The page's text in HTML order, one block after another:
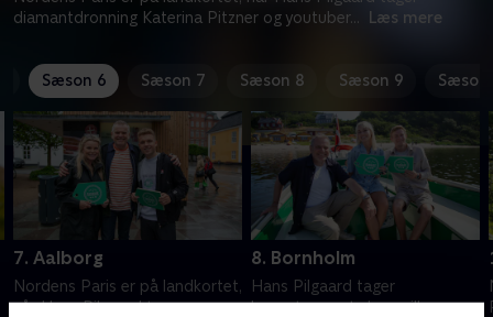
diamantdronning Katerina Pitzner og youtuber... Læs mere
Sæson 6 Sæson 7 Sæson 8 Sæson 9 Sæson
7. Aalborg
Nordens Paris er på landkortet,
når Hans Pilgaard tager
8. Bornholm
Hans Pilgaard tager
kæresteparret skuespiller